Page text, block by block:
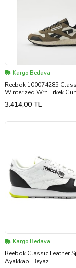
Kargo Bedava
Reebok 100074285
Winterized Wrn Erkek
Ayakkabı
3.414,00 TL
Kargo Bedava
Reebok Classic Leather
Ayakkabı Beyaz